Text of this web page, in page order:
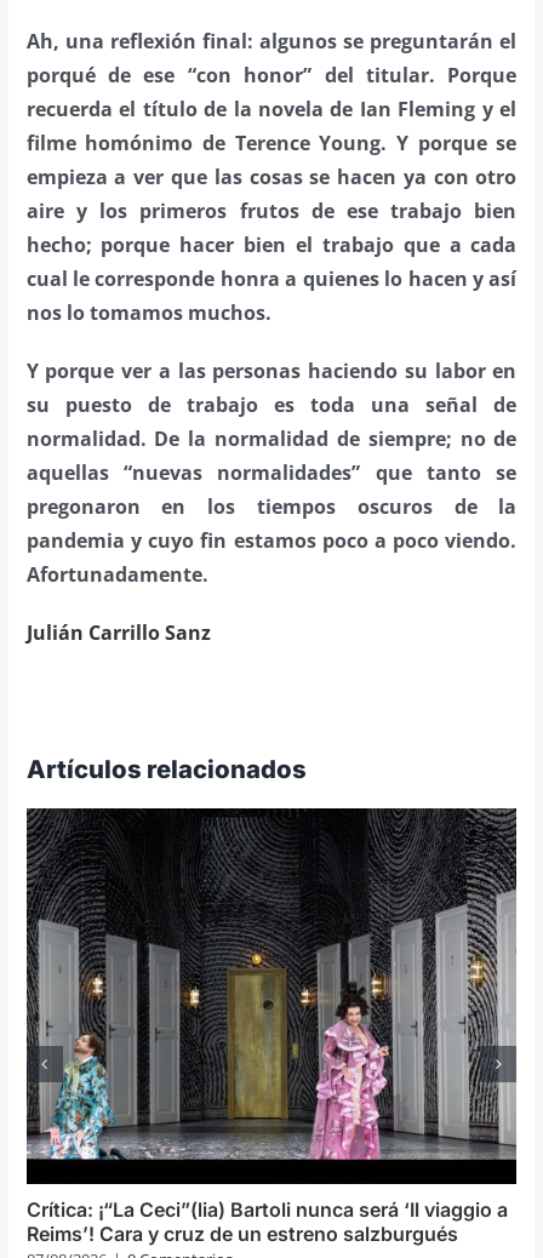
Ah, una reflexión final: algunos se preguntarán el
porqué de ese “con honor” del titular. Porque
recuerda el título de la novela de Ian Fleming y el
filme homónimo de Terence Young. Y porque se
empieza a ver que las cosas se hacen ya con otro
aire y los primeros frutos de ese trabajo bien
hecho; porque hacer bien el trabajo que a cada
cual le corresponde honra a quienes lo hacen y así
nos lo tomamos muchos.
Y porque ver a las personas haciendo su labor en
su puesto de trabajo es toda una señal de
normalidad. De la normalidad de siempre; no de
aquellas “nuevas normalidades” que tanto se
pregonaron en los tiempos oscuros de la
pandemia y cuyo fin estamos poco a poco viendo.
Afortunadamente.
Julián Carrillo Sanz
Artículos relacionados
Crítica: ¡“La Ceci”(lia) Bartoli nunca será ‘Il viaggio a
Reims’! Cara y cruz de un estreno salzburgués